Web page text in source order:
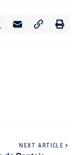
NEXT ARTICLE